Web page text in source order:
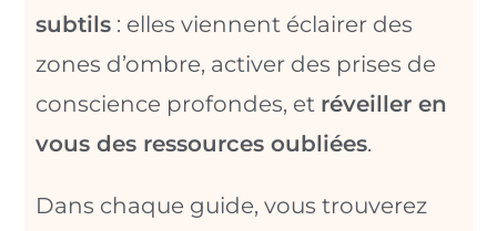
subtils : elles viennent éclairer des
zones d’ombre, activer des prises de
conscience profondes, et réveiller en
vous des ressources oubliées.
Dans chaque guide, vous trouverez